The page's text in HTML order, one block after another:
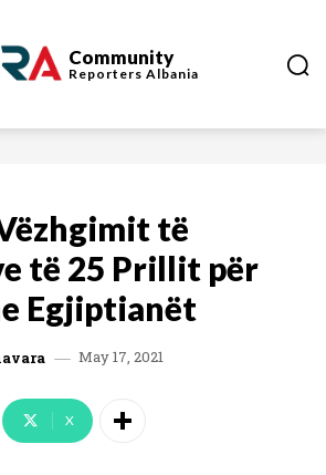
Community
Reporters Albania
të
të 25 Prillit për
Egjiptianët
May 17, 2021
X